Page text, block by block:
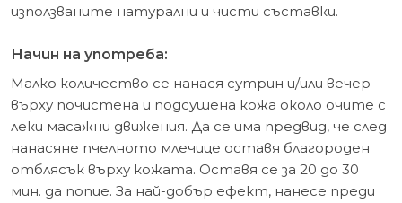
използваните натурални и чисти съставки.
Начин на употреба:
Малко количество се нанася сутрин и/или вечер
върху почистена и подсушена кожа около очите с
леки масажни движения. Да се има предвид, че след
нанасяне пчелното млечице оставя благороден
отблясък върху кожата. Оставя се за 20 до 30
мин. да попие. За най-добър ефект, нанесе преди